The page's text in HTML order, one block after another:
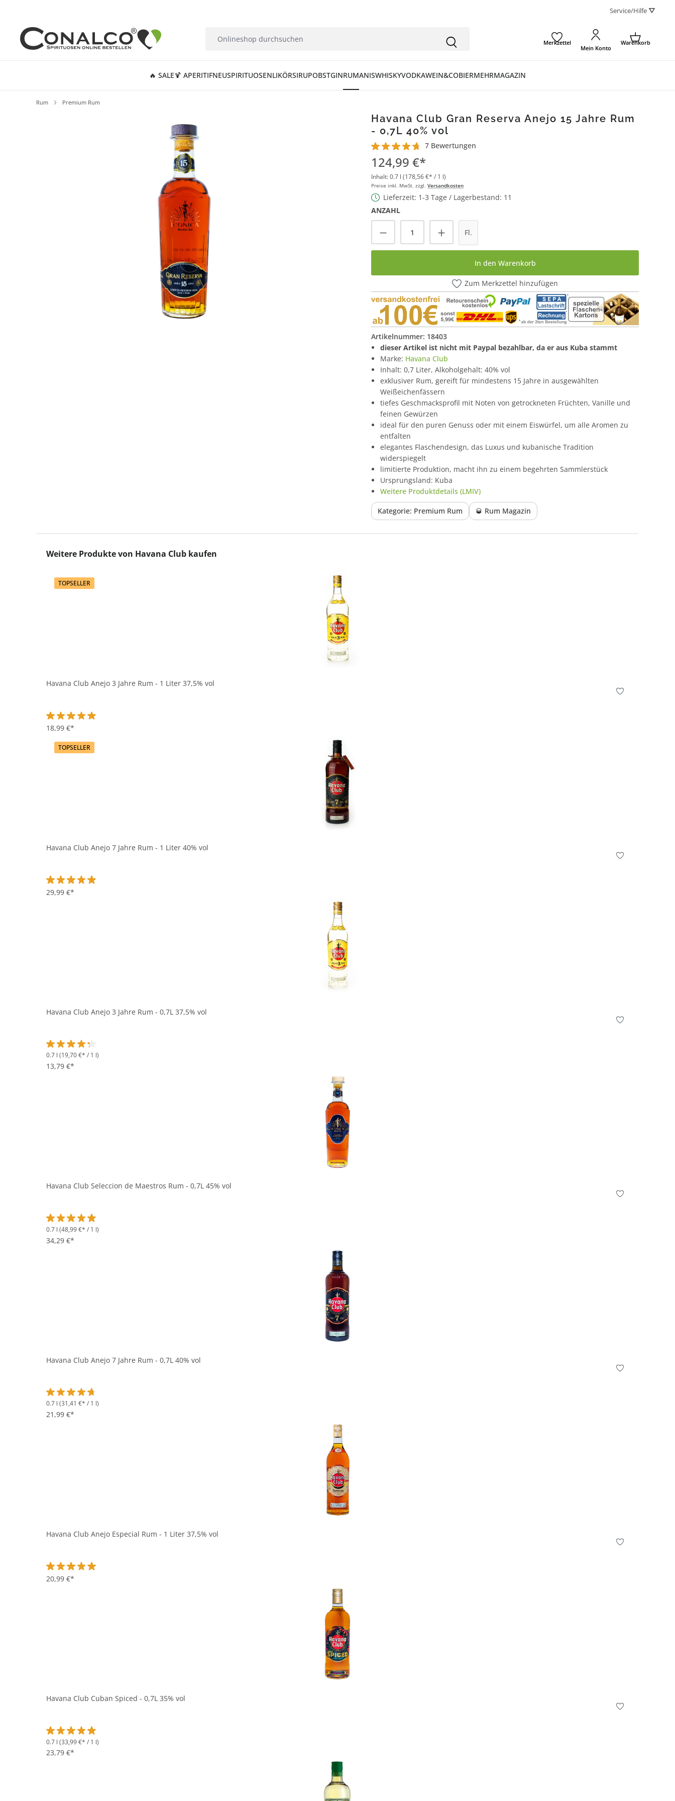
Service/Hilfe ⛛
Merkzettel
Mein Konto
Warenkorb
🔥 SALE🍹 APERITIFNEUSPIRITUOSENLIKÖRSIRUPOBSTGINRUMANISWHISKYVODKAWEIN&COBIERMEHRMAGAZIN
Rum Premium Rum
Havana Club Gran Reserva Anejo 15 Jahre Rum
- 0,7L 40% vol
Durchschnittliche Bewertung von 4.8 von 5 Sternen
7 Bewertungen
124,99 €*
Inhalt:0.7 l (178,56 €* / 1 l)
Preise inkl. MwSt. zzgl. Versandkosten
Lieferzeit: 1-3 Tage / Lagerbestand: 11
ANZAHL
Produkt Anzahl: Gib den gewünschten Wert ein
Fl.
In den Warenkorb
Zum Merkzettel hinzufügen
Artikelnummer: 18403
dieser Artikel ist nicht mit Paypal bezahlbar, da er aus Kuba stammt
Marke: Havana Club
Inhalt: 0,7 Liter, Alkoholgehalt: 40% vol
exklusiver Rum, gereift für mindestens 15 Jahre in ausgewählten
Weißeichenfässern
tiefes Geschmacksprofil mit Noten von getrockneten Früchten, Vanille und
feinen Gewürzen
ideal für den puren Genuss oder mit einem Eiswürfel, um alle Aromen zu
entfalten
elegantes Flaschendesign, das Luxus und kubanische Tradition
widerspiegelt
limitierte Produktion, macht ihn zu einem begehrten Sammlerstück
Ursprungsland: Kuba
Weitere Produktdetails (LMIV)
Kategorie: Premium Rum 🥃 Rum Magazin
Produktgalerie überspringen
Weitere Produkte von Havana Club kaufen
TOPSELLER
Havana Club Anejo 3 Jahre Rum - 1 Liter 37,5% vol
Durchschnittliche Bewertung von 4.9 von 5 Sternen
18,99 €*
In den Korb
TOPSELLER
Havana Club Anejo 7 Jahre Rum - 1 Liter 40% vol
Durchschnittliche Bewertung von 4.8 von 5 Sternen
29,99 €*
In den Korb
Havana Club Anejo 3 Jahre Rum - 0,7L 37,5% vol
Durchschnittliche Bewertung von 4.2 von 5 Sternen
0.7 l (19,70 €* / 1 l)
13,79 €*
In den Korb
Havana Club Seleccion de Maestros Rum - 0,7L 45% vol
Durchschnittliche Bewertung von 4.9 von 5 Sternen
0.7 l (48,99 €* / 1 l)
34,29 €*
In den Korb
Havana Club Anejo 7 Jahre Rum - 0,7L 40% vol
Durchschnittliche Bewertung von 4.8 von 5 Sternen
0.7 l (31,41 €* / 1 l)
21,99 €*
In den Korb
Havana Club Anejo Especial Rum - 1 Liter 37,5% vol
Durchschnittliche Bewertung von 5 von 5 Sternen
20,99 €*
In den Korb
Havana Club Cuban Spiced - 0,7L 35% vol
Durchschnittliche Bewertung von 4.8 von 5 Sternen
0.7 l (33,99 €* / 1 l)
23,79 €*
In den Korb